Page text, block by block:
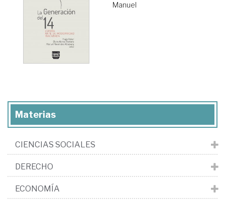
Manuel
Materias
CIENCIAS SOCIALES
DERECHO
ECONOMÍA